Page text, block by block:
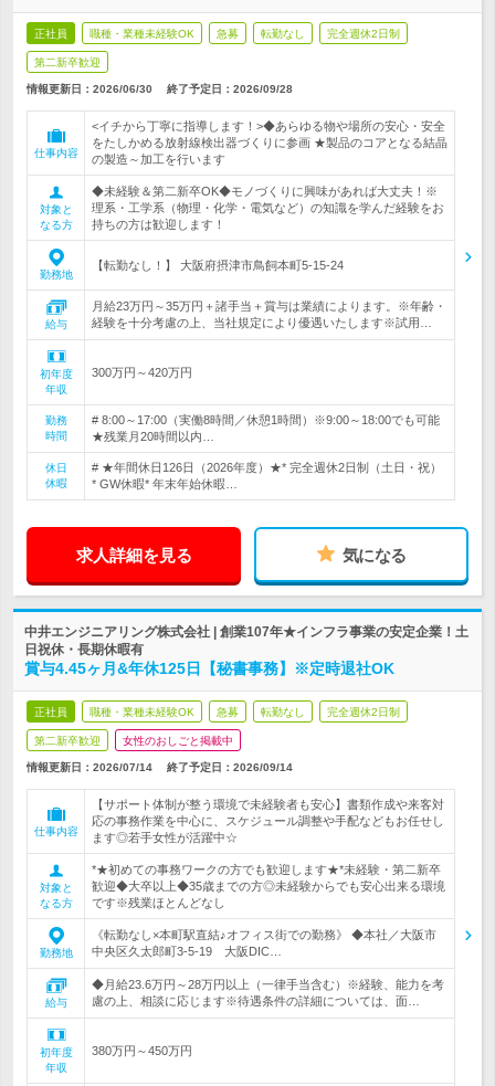
正社員 職種・業種未経験OK 急募 転勤なし 完全週休2日制
第二新卒歓迎
情報更新日：2026/06/30 終了予定日： 2026/09/28
仕事内容
<イチから丁寧に指導します！>◆あらゆる物や場所の安心・安全
をたしかめる放射線検出器づくりに参画 ★製品のコアとなる結晶
の製造～加工を行います
対象と
なる方
◆未経験＆第二新卒OK◆モノづくりに興味があれば大丈夫！※
理系・工学系（物理・化学・電気など）の知識を学んだ経験をお
持ちの方は歓迎します！
勤務地
【転勤なし！】 大阪府摂津市鳥飼本町5-15-24
給与
月給23万円～35万円＋諸手当＋賞与は業績によります。※年齢・
経験を十分考慮の上、当社規定により優遇いたします※試用…
初年度
年収
300万円～420万円
勤務
時間
# 8:00～17:00（実働8時間／休憩1時間）※9:00～18:00でも可能
★残業月20時間以内…
休日
休暇
# ★年間休日126日（2026年度）★* 完全週休2日制（土日・祝）
* GW休暇* 年末年始休暇…
求人詳細を見る 気になる
中井エンジニアリング株式会社 | 創業107年★インフラ事業の安定企業！土
日祝休・長期休暇有
賞与4.45ヶ月&年休125日【秘書事務】※定時退社OK
正社員 職種・業種未経験OK 急募 転勤なし 完全週休2日制
第二新卒歓迎 女性のおしごと掲載中
情報更新日：2026/07/14 終了予定日： 2026/09/14
仕事内容
【サポート体制が整う環境で未経験者も安心】書類作成や来客対
応の事務作業を中心に、スケジュール調整や手配などもお任せし
ます◎若手女性が活躍中☆
対象と
なる方
*★初めての事務ワークの方でも歓迎します★*未経験・第二新卒
歓迎◆大卒以上◆35歳までの方◎未経験からでも安心出来る環境
です※残業ほとんどなし
勤務地
《転勤なし×本町駅直結♪オフィス街での勤務》 ◆本社／大阪市
中央区久太郎町3-5-19 大阪DIC…
給与
◆月給23.6万円～28万円以上（一律手当含む）※経験、能力を考
慮の上、相談に応じます※待遇条件の詳細については、面…
初年度
年収
380万円～450万円